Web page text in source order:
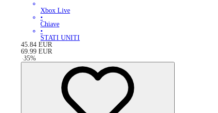
Xbox Live
•
Chiave
•
STATI UNITI
45.84 EUR
69.99 EUR
-35%